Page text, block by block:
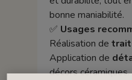
bonne maniabilité.
✅ Usages
Réalisation de
Application de
décors céramiques.